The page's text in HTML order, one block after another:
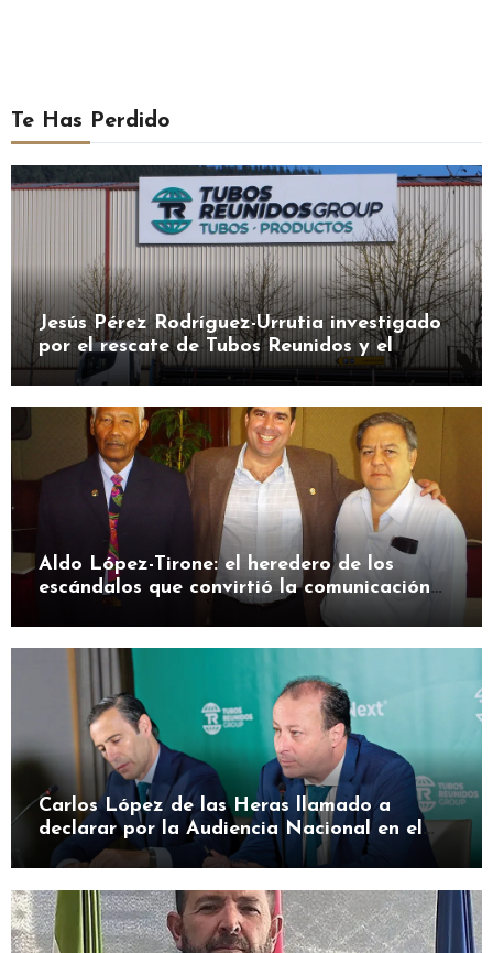
Te Has Perdido
Jesús Pérez Rodríguez-Urrutia investigado
por el rescate de Tubos Reunidos y el
préstamo de la SEPI
Aldo López-Tirone: el heredero de los
escándalos que convirtió la comunicación
en herramienta de presión
Carlos López de las Heras llamado a
declarar por la Audiencia Nacional en el
caso SEPI